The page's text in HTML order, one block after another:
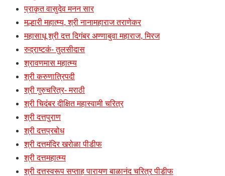
प्राकृत वासुदेव मनन सार
मल्हारी महात्म्य, श्री नानामहाराज तराणेकर
महासाधू श्री दत्त दिगंबर अण्णाबुवा महाराज, मिरज
रुद्राष्टकं- तुलसीदास
श्रावणमास महात्म्य
श्री करुणात्रिपदी
श्री गुरुचरित्र- मराठी
श्री चिदंबर दीक्षित महास्वामी चरित्र
श्री दत्तपुराण
श्री दत्तप्रबोध
श्री दत्तमंदिर खरोळा पीडीफ
श्री दत्तमहात्म्य
श्री दत्तस्वरूप सप्ताह पारायण बाळानंद चरित्र पीडीफ